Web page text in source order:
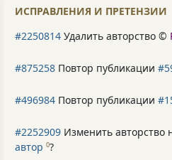
ИСПРАВЛЕНИЯ И ПРЕТЕНЗИИ
#2250814 Удалить авторство ©
#875258 Повтор публикации
#496984 Повтор публикации
#2252909 Изменить авторство
автор 0?